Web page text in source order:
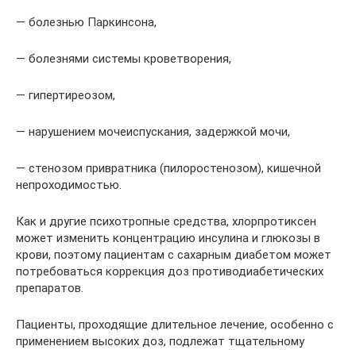
— болезнью Паркинсона,
— болезнями системы кроветворения,
— гипертиреозом,
— нарушением мочеиспускания, задержкой мочи,
— стенозом привратника (пилоростенозом), кишечной
непроходимостью.
Как и другие психотропные средства, хлорпротиксен
может изменить концентрацию инсулина и глюкозы в
крови, поэтому пациентам с сахарным диабетом может
потребоваться коррекция доз противодиабетических
препаратов.
Пациенты, проходящие длительное лечение, особенно с
применением высоких доз, подлежат тщательному